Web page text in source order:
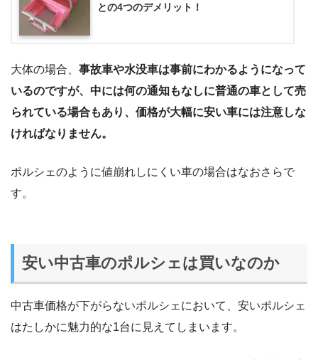
との4つのデメリット！
大体の場合、 事故車や水没車は事前にわかるようになって
いるのですが、中には何の通知もなしに普通の車として売
られている場合もあり、価格が大幅に安い車には注意しな
ければなりません。
ポルシェのように値崩れしにくい車の場合はなおさらで
す。
安い中古車のポルシェは買いなのか
中古車価格が下がらないポルシェにおいて、安いポルシェ
はたしかに魅力的な1台に見えてしまいます。